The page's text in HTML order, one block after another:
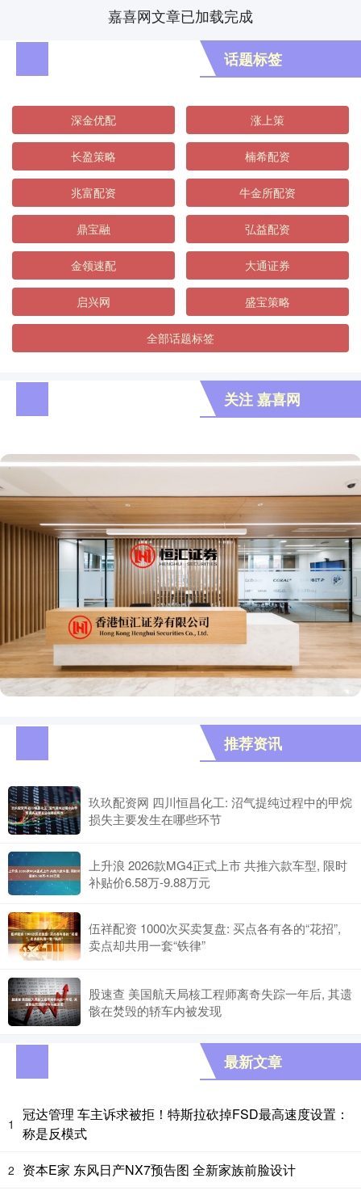
嘉喜网文章已加载完成
话题标签
深金优配 涨上策
长盈策略 楠希配资
兆富配资 牛金所配资
鼎宝融 弘益配资
金领速配 大通证券
启兴网 盛宝策略
全部话题标签
关注 嘉喜网
推荐资讯
玖玖配资网 四川恒昌化工: 沼气提纯过程中的甲烷
损失主要发生在哪些环节
上升浪 2026款MG4正式上市 共推六款车型, 限时
补贴价6.58万-9.88万元
伍祥配资 1000次买卖复盘: 买点各有各的“花招”,
卖点却共用一套“铁律”
股速查 美国航天局核工程师离奇失踪一年后, 其遗
骸在焚毁的轿车内被发现
最新文章
1
冠达管理 车主诉求被拒！特斯拉砍掉FSD最高速度设置：
称是反模式
2 资本E家 东风日产NX7预告图 全新家族前脸设计